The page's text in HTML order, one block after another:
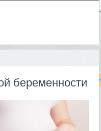
беременности